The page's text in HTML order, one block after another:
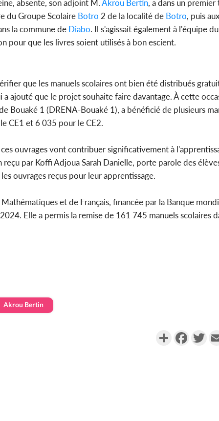
absente, son adjoint M.Akrou Bertin, a dans un
du Groupe Scolaire Botro 2 de la localité de Botro, puis
la commune de Diabo. Il s'agissait également à l'équipe du
pour que les livres soient utilisés à bon escient.
que les manuels scolaires ont bien été distribués
a ajouté que le projet souhaite faire davantage. À cette
Bouaké 1 (DRENA-Bouaké 1), a bénéficié de plusieurs
CE1 et 6 035 pour le CE2.
ouvrages vont contribuer significativement à
par Koffi Adjoua Sarah Danielle, porte parole des
ouvrages reçus pour leur apprentissage.
et de Français, financée par la Banque
Elle a permis la remise de 161 745 manuels scolaires
Akrou Bertin
Partager